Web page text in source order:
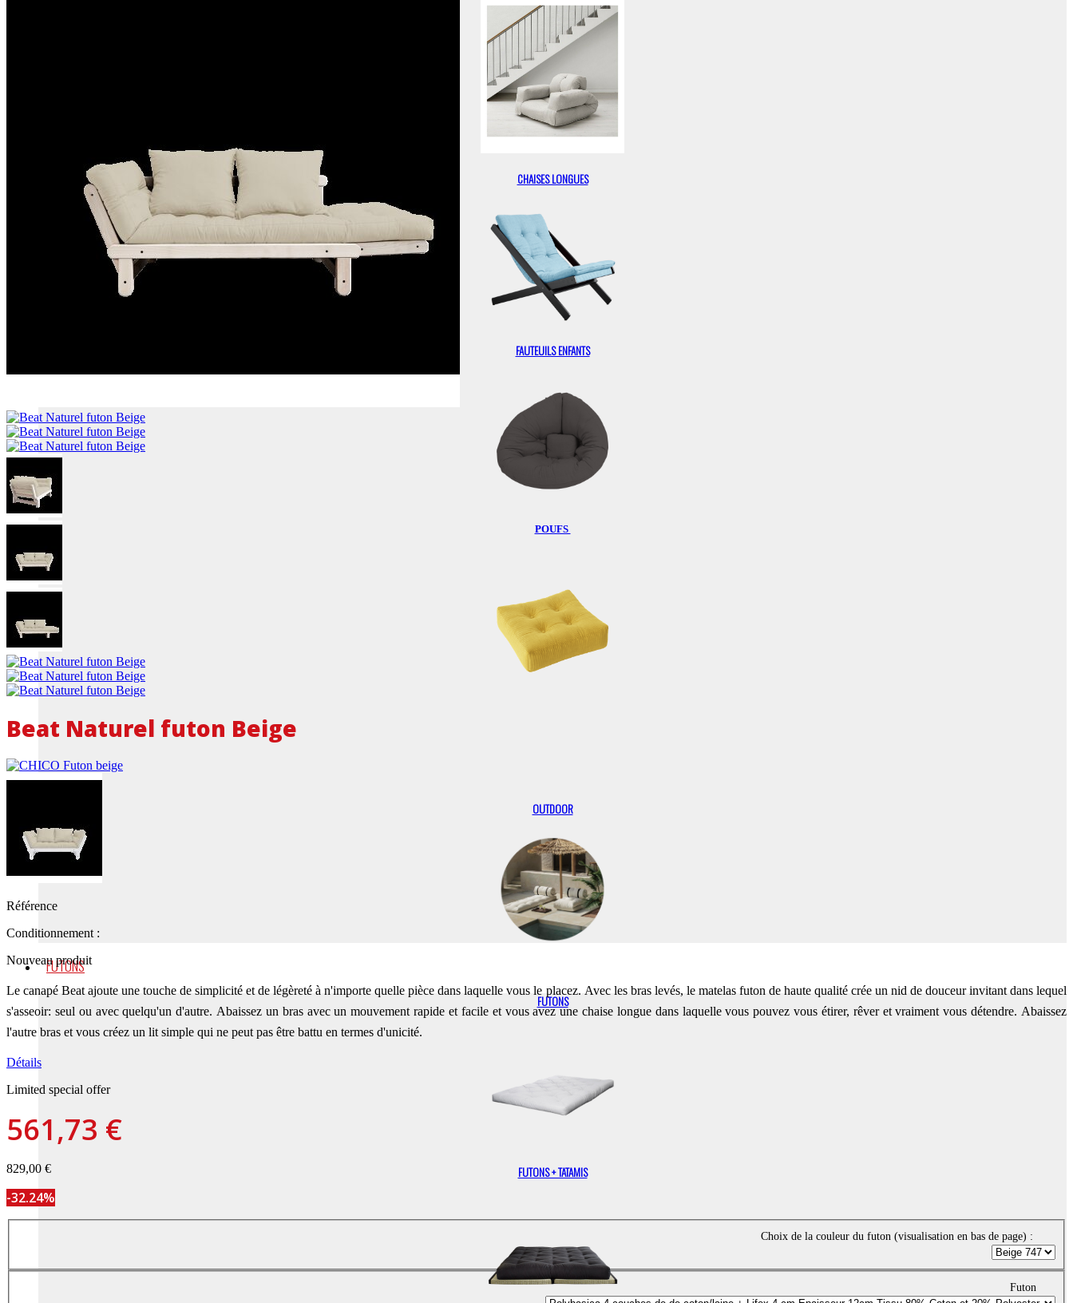
CHAISES LONGUES
FAUTEUILS ENFANTS
POUFS
OUTDOOR
FUTONS
FUTONS
FUTONS + TATAMIS
Beat Naturel futon Beige
Référence
Conditionnement :
Nouveau produit
Le canapé Beat ajoute une touche de simplicité et de légèreté à n'importe quelle pièce dans laquelle vous le placez. Avec les bras levés, le matelas futon de haute qualité crée un nid de douceur invitant dans lequel
s'asseoir: seul ou avec quelqu'un d'autre. Abaissez un bras avec un mouvement rapide et facile et vous avez une chaise longue dans laquelle vous pouvez vous étirer, rêver et vraiment vous détendre. Abaissez
l'autre bras et vous créez un lit simple qui ne peut pas être battu en termes d'unicité.
Détails
Limited special offer
561,73 €
829,00 €
-32.24%
Choix de la couleur du futon (visualisation en bas de page) :
Futon